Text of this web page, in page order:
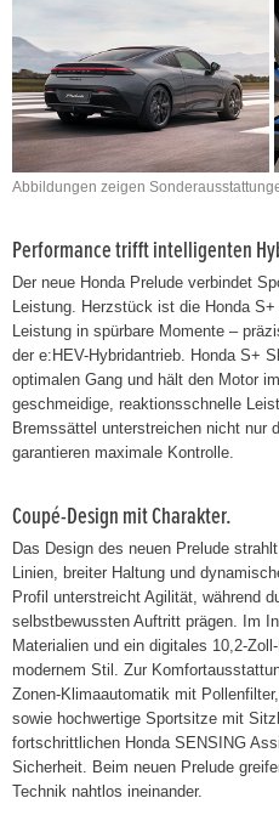
Abbildungen zeigen
Performance trifft intelligenten
Der neue Honda Prelude verbindet
Leistung. Herzstück ist die Honda
Leistung in spürbare Momente –
der e:HEV-Hybridantrieb. Honda S+
optimalen Gang und hält den Motor
geschmeidige, reaktionsschnelle
Bremssättel unterstreichen nicht nur
garantieren maximale Kontrolle.
Coupé-Design mit Charakter.
Das Design des neuen Prelude
Linien, breiter Haltung und
Profil unterstreicht Agilität, während
selbstbewussten Auftritt prägen. Im
Materialien und ein digitales 10,2-
modernem Stil. Zur
Zonen-Klimaautomatik mit
sowie hochwertige Sportsitze mit
fortschrittlichen Honda SENSING
Sicherheit. Beim neuen Prelude
Technik nahtlos ineinander.